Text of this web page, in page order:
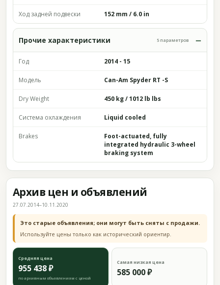
Ход задней подвески 152 mm / 6.0 in
Прочие характеристики 5 параметров
Год 2014 - 15
Модель Can-Am Spyder RT -S
Dry Weight 450 kg / 1012 lb lbs
Система охлаждения Liquid cooled
Brakes
Foot-actuated, fully
integrated hydraulic 3-wheel
braking system
Архив цен и объявлений
27.07.2014–10.11.2020
Это старые объявления; они могут быть сняты с продажи.
Используйте цены только как исторический ориентир.
Средняя цена
955 438 ₽
по архивным объявлениям с ценой
Самая низкая цена
585 000 ₽